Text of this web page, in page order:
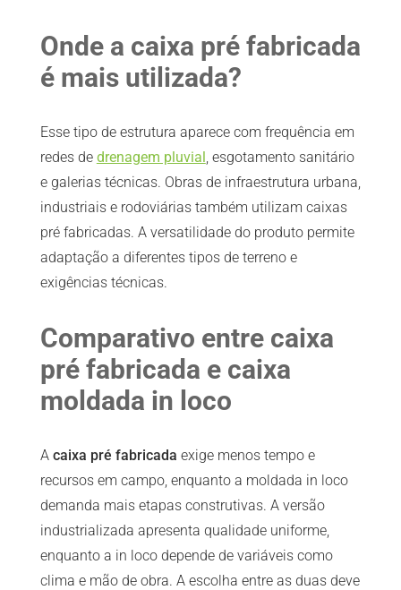
Onde a caixa pré fabricada
é mais utilizada?
Esse tipo de estrutura aparece com frequência em
redes de drenagem pluvial, esgotamento sanitário
e galerias técnicas. Obras de infraestrutura urbana,
industriais e rodoviárias também utilizam caixas
pré fabricadas. A versatilidade do produto permite
adaptação a diferentes tipos de terreno e
exigências técnicas.
Comparativo entre caixa
pré fabricada e caixa
moldada in loco
A caixa pré fabricada exige menos tempo e
recursos em campo, enquanto a moldada in loco
demanda mais etapas construtivas. A versão
industrializada apresenta qualidade uniforme,
enquanto a in loco depende de variáveis como
clima e mão de obra. A escolha entre as duas deve